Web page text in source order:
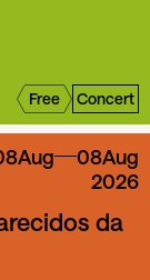
Free Concert
Aug 08Aug
2026
da